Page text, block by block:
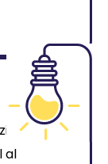
maar
al